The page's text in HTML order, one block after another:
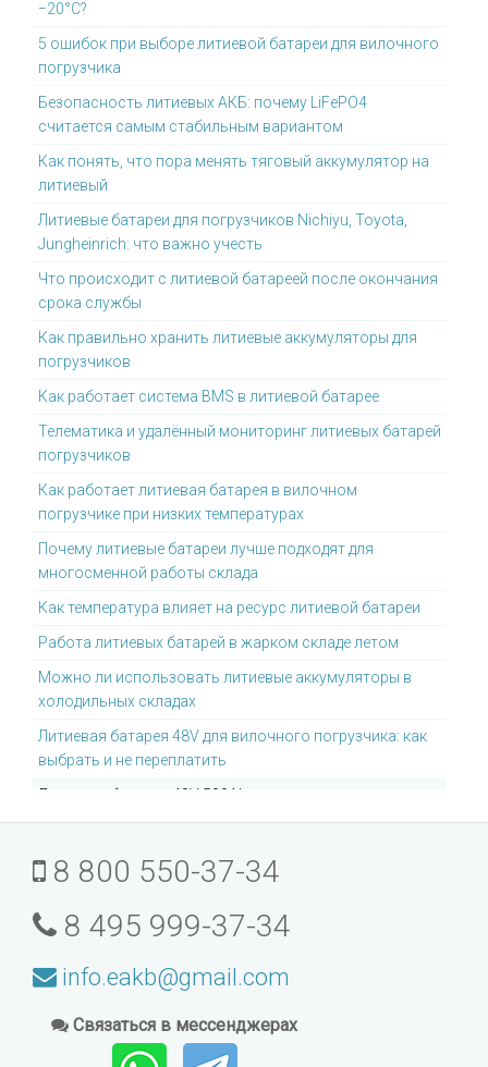
−20°C?
5 ошибок при выборе литиевой батареи для вилочного
погрузчика
Безопасность литиевых АКБ: почему LiFePO4
считается самым стабильным вариантом
Как понять, что пора менять тяговый аккумулятор на
литиевый
Литиевые батареи для погрузчиков Nichiyu, Toyota,
Jungheinrich: что важно учесть
Что происходит с литиевой батареей после окончания
срока службы
Как правильно хранить литиевые аккумуляторы для
погрузчиков
Как работает система BMS в литиевой батарее
Телематика и удалённый мониторинг литиевых батарей
погрузчиков
Как работает литиевая батарея в вилочном
погрузчике при низких температурах
Почему литиевые батареи лучше подходят для
многосменной работы склада
Как температура влияет на ресурс литиевой батареи
Работа литиевых батарей в жарком складе летом
Можно ли использовать литиевые аккумуляторы в
холодильных складах
Литиевая батарея 48V для вилочного погрузчика: как
выбрать и не переплатить
Литиевая батарея 48V 500Ah: для каких задач она
подходит
учитывать
Почему литиевые батареи не требуют отдельной
зарядной комнаты
Можно ли модернизировать старый погрузчик под
литиевую батарею
Как выбрать литиевую батарею для интенсивного
8 800 550-37-34
8 495 999-37-34
info.eakb@gmail.com
Связаться в мессенджерах